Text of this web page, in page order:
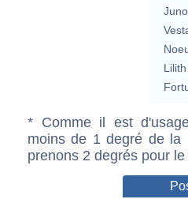
Lilith
* Comme il est
moins de 1 degré de la
prenons 2 degrés pour